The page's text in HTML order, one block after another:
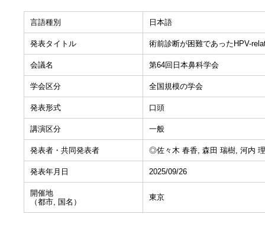
言語種別 日本語
発表タイトル 術前診断が困難であったHPV-
会議名 第64回日本鼻科学会
学会区分 全国規模の学会
発表形式 口頭
講演区分 一般
発表者・共同発表者 ◎佐々木 春香, 森田 瑞樹, 河内
発表年月日 2025/09/26
開催地
（都市, 国名）
東京